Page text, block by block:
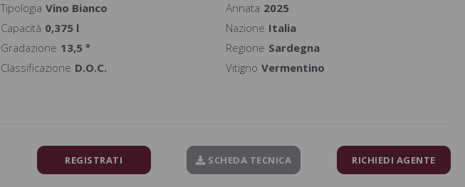
Tipologia Vino Bianco Annata 2025
Capacità 0,375 l Nazione Italia
Gradazione 13,5 ° Regione Sardegna
Classificazione D.O.C. Vitigno Vermentino
REGISTRATI SCHEDA TECNICA RICHIEDI AGENTE